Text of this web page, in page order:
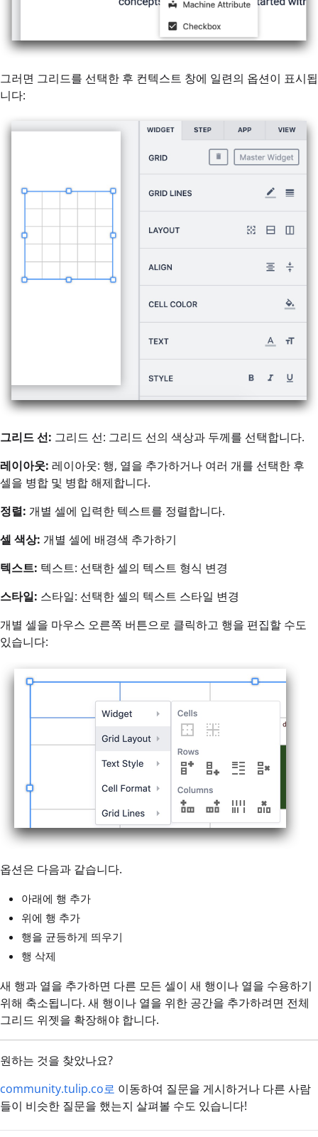
그러면 그리드를 선택한 후 컨텍스트 창에 일련의 옵션이 표시됩
니다:
그리드 선: 그리드 선: 그리드 선의 색상과 두께를 선택합니다.
레이아웃: 레이아웃: 행, 열을 추가하거나 여러 개를 선택한 후
셀을 병합 및 병합 해제합니다.
정렬: 개별 셀에 입력한 텍스트를 정렬합니다.
셀 색상: 개별 셀에 배경색 추가하기
텍스트: 텍스트: 선택한 셀의 텍스트 형식 변경
스타일: 스타일: 선택한 셀의 텍스트 스타일 변경
개별 셀을 마우스 오른쪽 버튼으로 클릭하고 행을 편집할 수도
있습니다:
옵션은 다음과 같습니다.
아래에 행 추가
위에 행 추가
행을 균등하게 띄우기
행 삭제
새 행과 열을 추가하면 다른 모든 셀이 새 행이나 열을 수용하기
위해 축소됩니다. 새 행이나 열을 위한 공간을 추가하려면 전체
그리드 위젯을 확장해야 합니다.
원하는 것을 찾았나요?
community.tulip.co로 이동하여 질문을 게시하거나 다른 사람
들이 비슷한 질문을 했는지 살펴볼 수도 있습니다!